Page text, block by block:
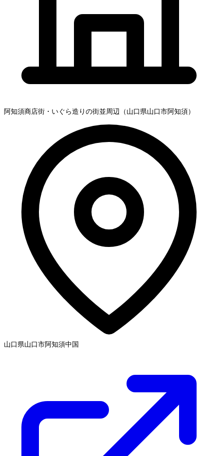
阿知須商店街・いぐら造りの街並周辺（山口県山口市阿知須）
山口県山口市阿知須中国